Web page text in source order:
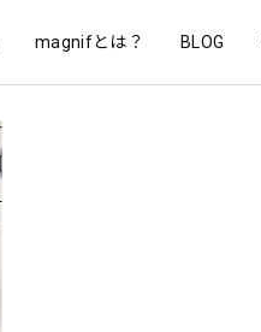
magnifとは？ BLOG